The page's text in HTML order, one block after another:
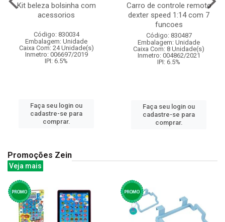
Kit beleza bolsinha com
acessorios
Código: 830034
Embalagem: Unidade
Caixa Com: 24 Unidade(s)
Inmetro: 006697/2019
IPI: 6.5%
Faça seu login ou
cadastre-se para
comprar.
Carro de controle remoto
dexter speed 1:14 com 7
funcoes
Código: 830487
Embalagem: Unidade
Caixa Com: 8 Unidade(s)
Inmetro: 004862/2021
IPI: 6.5%
Faça seu login ou
cadastre-se para
comprar.
Promoções Zein
Veja mais